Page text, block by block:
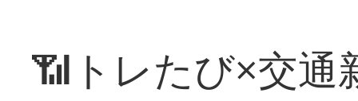
📶トレたび×交通